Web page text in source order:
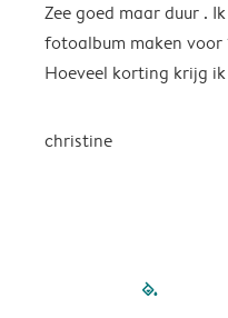
Zee goed maar duur .
fotoalbum maken voor
Hoeveel korting krijg ik
christine
filled-